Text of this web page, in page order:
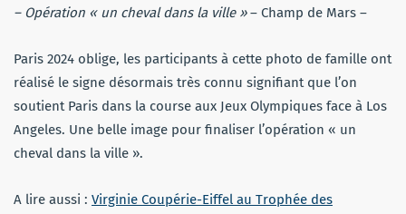
– Opération « un cheval dans la ville »– Champ de Mars –
Paris 2024 oblige, les participants à cette photo de famille ont
réalisé le signe désormais très connu signifiant que l’on
soutient Paris dans la course aux Jeux Olympiques face à Los
Angeles. Une belle image pour finaliser l’opération « un
cheval dans la ville ».
A lire aussi : Virginie Coupérie-Eiffel au Trophée des